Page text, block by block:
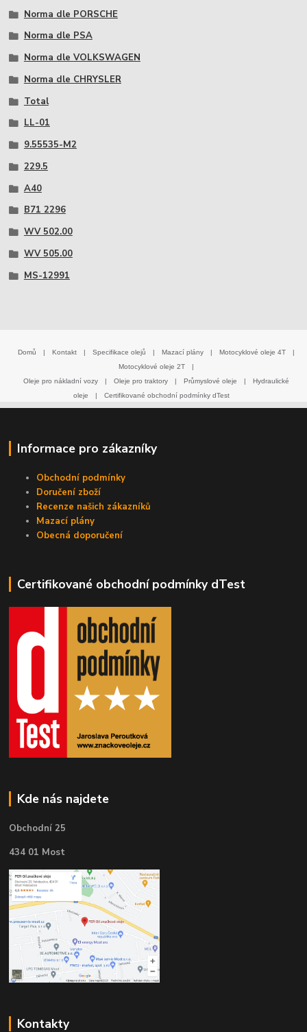
Norma dle PORSCHE
Norma dle PSA
Norma dle VOLKSWAGEN
Norma dle CHRYSLER
Total
LL-01
9.55535-M2
229.5
A40
B71 2296
WV 502.00
WV 505.00
MS-12991
Domů | Kontakt | Specifikace olejů | Mazací plány | Motocyklové oleje 4T
|
Motocyklové oleje 2T
|
Oleje pro nákladní vozy
| Oleje pro traktory | Průmyslové oleje |
Hydraulické
oleje
| Certifikované obchodní podmínky dTest
Informace pro zákazníky
Obchodní podmínky
Doručení zboží
Recenze našich zákazníků
Mazací plány
Obecná doporučení
Certifikované obchodní podmínky dTest
Kde nás najdete
Obchodní 25
434 01 Most
Kontakty